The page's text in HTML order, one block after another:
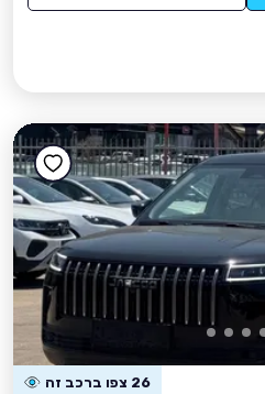
26 צפו ברכב זה